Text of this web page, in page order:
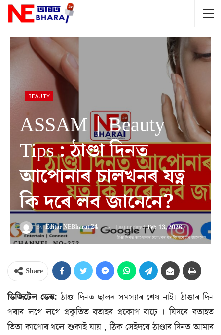
BEAUTY
ASSAM | Beauty
Tips : ঠাণ্ডা দিনত
আপোনাৰ চালখনৰ যত্ন
কি দৰে লব জানেনে?
ByEditor NEBharat 24 Last updatedFeb 13, 2026
ঠাণ্ডা দিনত আপোনাৰ চালখনৰ যত্ন কি দৰে লব জানেনে?
Share
ডিজিটেল ডেস্ক:ঠাণ্ডা দিনত ছালৰ সমস্যাৰ শেষ নাই। ঠাণ্ডাৰ দিন
পৰাৰ লগে লগে প্ৰকৃতিত বতাহৰ প্ৰকোপ বাঢ়ে । যিদৰে বতাহত
তিতা কাপোৰ থলে শুকাই যায় , ঠিক সেইদৰে ঠাণ্ডাৰ দিনত আমাৰ